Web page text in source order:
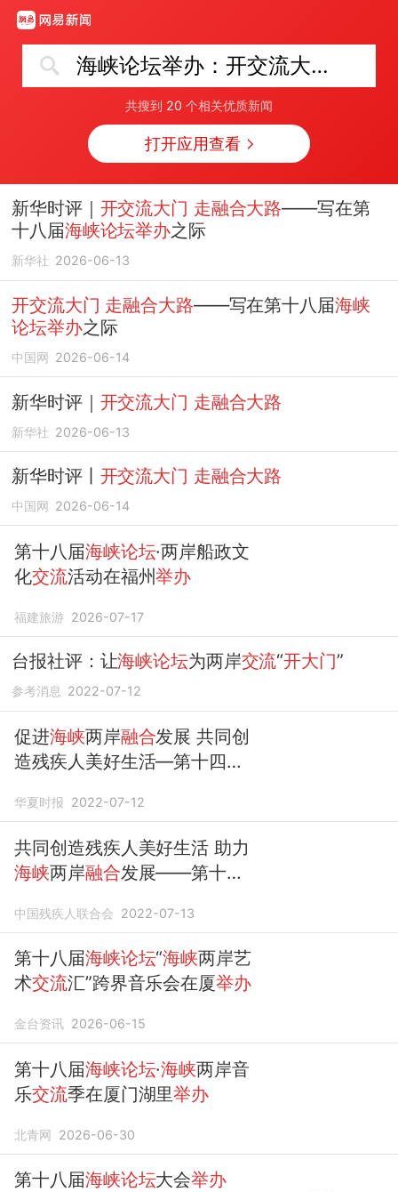
海峡论坛举办：开交流大门走融合大路
共搜到 20 个相关优质新闻
打开应用查看
新华时评｜ 开交流大门 走融合大路——写在第
十八届海峡论坛举办之际
新华社 2026-06-13
开交流大门 走融合大路——写在第十八届海峡
论坛举办之际
中国网 2026-06-14
新华时评｜ 开交流大门 走融合大路
新华社 2026-06-13
新华时评丨 开交流大门 走融合大路
中国网 2026-06-14
第十八届海峡论坛·两岸船政文
化交流活动在福州举办
福建旅游 2026-07-17
台报社评：让海峡论坛为两岸交流“开大门”
参考消息 2022-07-12
促进海峡两岸融合发展 共同创
造残疾人美好生活—第十四届
交流嘉年华活动成功
华夏时报 2022-07-12
共同创造残疾人美好生活 助力
海峡两岸融合发展——第十四
士交流嘉年华活动成功举办
中国残疾人联合会 2022-07-13
第十八届海峡论坛“海峡两岸艺
术交流汇”跨界音乐会在厦举办
金台资讯 2026-06-15
第十八届海峡论坛·海峡两岸音
乐交流季在厦门湖里举办
北青网 2026-06-30
第十八届海峡论坛大会举办